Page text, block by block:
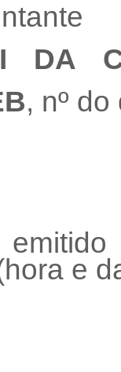
DA
, nº
e